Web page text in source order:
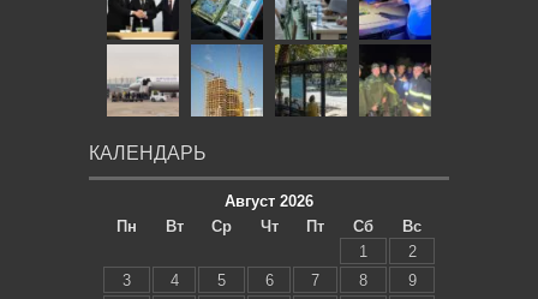
КАЛЕНДАРЬ
Август 2026
Пн
Вт Ср Чт Пт Сб
Вс
1
2
3
4 5 6 7 8
9